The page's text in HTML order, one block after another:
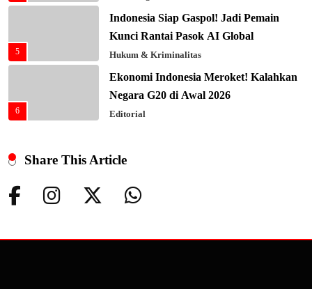
5
Indonesia Siap Gaspol! Jadi Pemain
Kunci Rantai Pasok AI Global
Hukum & Kriminalitas
6
Ekonomi Indonesia Meroket! Kalahkan
Negara G20 di Awal 2026
Editorial
di Gaza, 600 Anak Palestina Kembali
Xenco Medical Raih Penghargaan
Share This Article